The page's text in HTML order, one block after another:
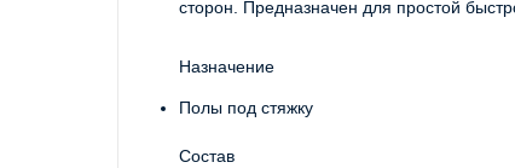
сторон. Предназначен для простой
Назначение
Полы под стяжку
Состав